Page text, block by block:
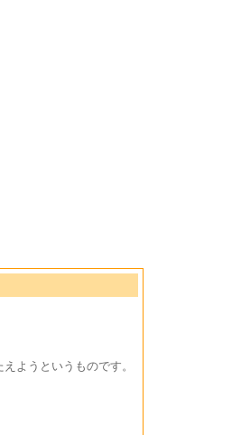
ようというものです。